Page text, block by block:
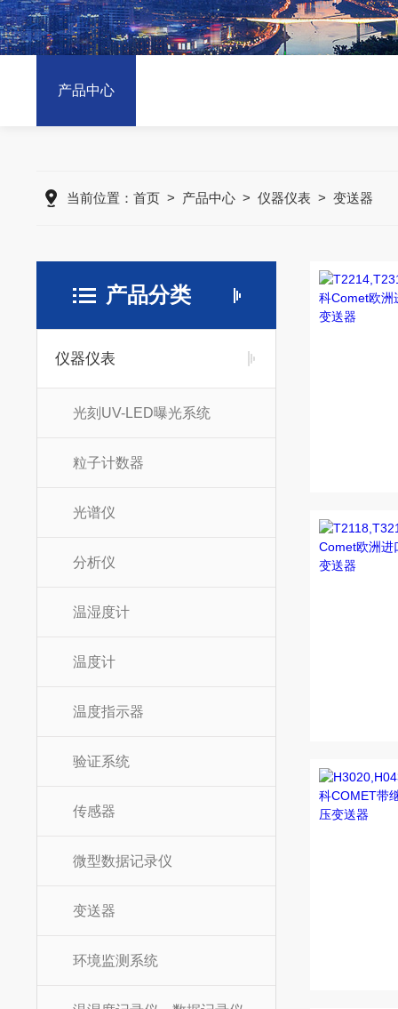
产品中心
当前位置： 首页> 产品中心> 仪器仪表> 变送器
产品分类
仪器仪表
光刻UV-LED曝光系统
粒子计数器
光谱仪
分析仪
温湿度计
温度计
温度指示器
验证系统
传感器
微型数据记录仪
变送器
环境监测系统